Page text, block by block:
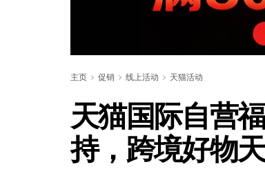
主页 促销 线上活动 天猫活动
天猫国际自营
持，跨境好物